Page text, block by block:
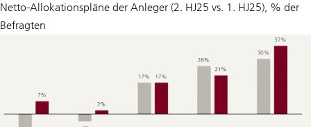
Netto-Allokationspläne der Anleger (2. HJ25 vs. 1. HJ25), % der
Befragten